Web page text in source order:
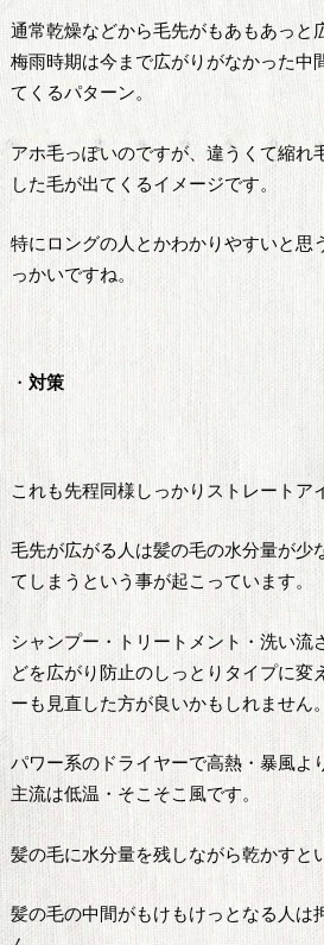
通常乾燥などから毛先がもあもあっと
梅雨時期は今まで広がりがなかった中
てくるパターン。
アホ毛っぽいのですが、違うくて縮れ
した毛が出てくるイメージです。
特にロングの人とかわかりやすいと思
っかいですね。
・ 対策
これも先程同様しっかりストレートア
毛先が広がる人は髪の毛の水分量が少
てしまうという事が起こっています。
シャンプー・トリートメント・洗い流
どを広がり防止のしっとりタイプに変
ーも見直した方が良いかもしれません。
パワー系のドライヤーで高熱・暴風よ
主流は低温・そこそこ風です。
髪の毛に水分量を残しながら乾かすと
髪の毛の中間がもけもけっとなる人は